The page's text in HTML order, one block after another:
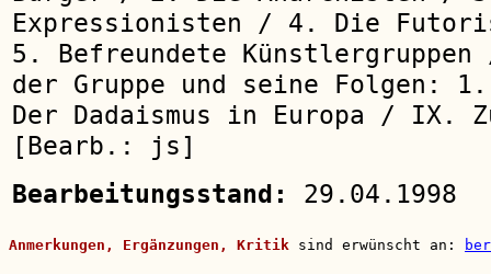
Expressionisten / 4. Die
5. Befreundete
der Gruppe und seine Folgen:
Der Dadaismus in Europa / IX.
[Bearb.: js]
Bearbeitungsstand:
29.04.1998
Anmerkungen, Ergänzungen, Kritik sind erwünscht an: